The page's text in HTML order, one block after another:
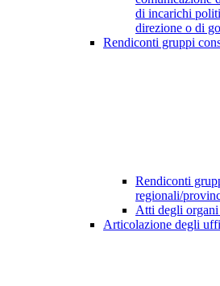
di incarichi
direzione o di
Rendiconti gruppi
Rendiconti
regionali/
Atti degli
Articolazione degli